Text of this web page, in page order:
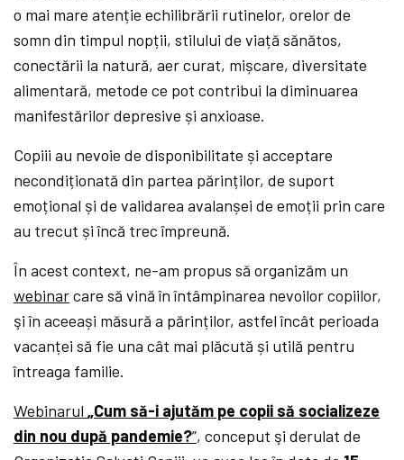
o mai mare atenție echilibrării rutinelor, orelor de
somn din timpul nopții, stilului de viață sănătos,
conectării la natură, aer curat, mișcare, diversitate
alimentară, metode ce pot contribui la diminuarea
manifestărilor depresive și anxioase.
Copiii au nevoie de disponibilitate și acceptare
necondiționată din partea părinților, de suport
emoțional și de validarea avalanșei de emoții prin care
au trecut și încă trec împreună.
În acest context, ne-am propus să organizăm un
webinarcare să vină în întâmpinarea nevoilor copiilor,
şi în aceeași măsură a părinților, astfel încât perioada
vacanței să fie una cât mai plăcută și utilă pentru
întreaga familie.
Webinarul„Cum să-i ajutăm pe copii să socializeze
din nou după pandemie?”, conceput şi derulat de